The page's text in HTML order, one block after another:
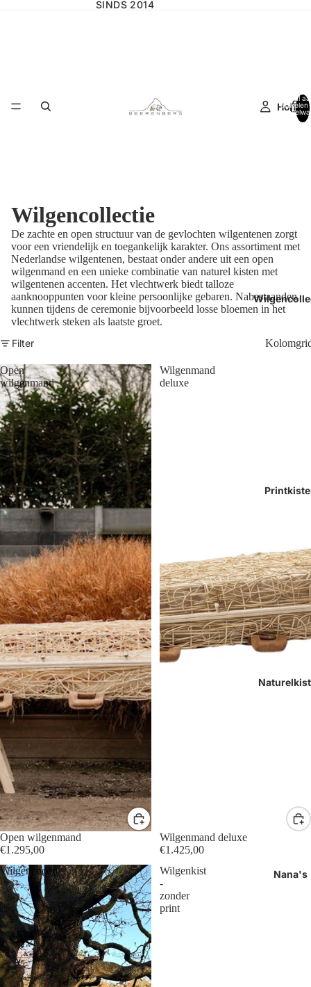
SINDS 2014
Home
Nana's
Totaal
artikelen
Wilgencollectie
De zachte en open structuur van de gevlochten wilgentenen zorgt
voor een vriendelijk en toegankelijk karakter. Ons assortiment met
Nederlandse wilgentenen, bestaat onder andere uit een open
wilgenmand en een unieke combinatie van naturel kisten met
wilgentenen accenten. Het vlechtwerk biedt talloze
aanknooppunten voor kleine persoonlijke gebaren. Nabestaanden
kunnen tijdens de ceremonie bijvoorbeeld losse bloemen in het
vlechtwerk steken als laatste groet.
Filter
Open
wilgenmand
Open wilgenmand
€1.295,00
Wilgenmand
deluxe
Wilgenmand deluxe
€1.425,00
Wilgencocon
Wilgenkist
-
zonder
print